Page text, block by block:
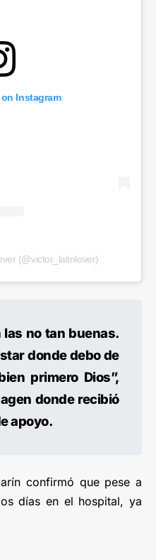
Instagram
(@victor_latinlover)
las no tan buenas.
donde debo de
primero Dios”,
donde recibió
apoyo.
confirmó que pese a
días en el hospital, ya